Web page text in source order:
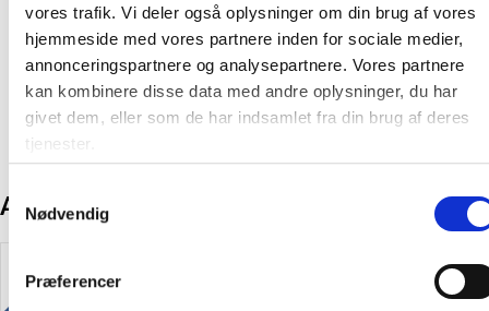
vores trafik. Vi deler også oplysninger om din brug af vores
hjemmeside med vores partnere inden for sociale medier,
annonceringspartnere og analysepartnere. Vores partnere
kan kombinere disse data med andre oplysninger, du har
givet dem, eller som de har indsamlet fra din brug af deres
tjenester.
Nødvendig
Præferencer
Fødevarekontaktmaterialer
Andre kunder købte også
mere og spar